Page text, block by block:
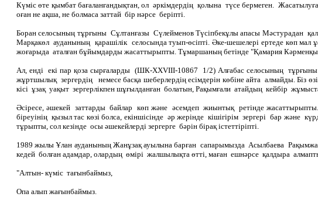
Күміс өте қымбат бағаланғандықтан, ол әркімдердің қолына түсе бермеген.
оған не ақша, не болмаса заттай бір нәрсе беріпті.
Боран селосының тұрғыны Сұлтанғазы Сүлейменов Түсіпбекұлы апасы Мәстурадан
Марқакөл ауданының қарашілік селосында туып-өсіпті. Әке-шешелері ертеде көп мал
жоғарыда аталған бұйымдарды жасаттырыпты. Тұмаршаның бетінде "Қамария
Ал, енді екі пар қоза сырғаларды (ШК-ХХVІІІ-10867 1/2) Алғабас селосының тұрғыны
жұртшылық зергердің немесе басқа шеберлердің есімдерін көбіне айта алмайды.
кісі ұзақ уақыт зергерлікпен шұғылданған болатын, Рақымғали атайдың кейбір
Әсіресе, әшекей заттарды байлар көп және әсемдеп жиынтық ретінде
біреуінің қызыл тас көзі болса, екіншісінде әр жерінде кішігірім зергері бар және
тұрыпты, сол кезінде осы әшекейлерді зергерге бәрін бірақ істеттіріпті.
1989 жылы Ұлан ауданының Жанұзақ ауылына барған сапарымызда Асылбаева
кедей болған адамдар, олардың өмірі жалшылықта өтті, маған ешнәрсе қалдыра
"Алтын- күміс тағынбаймыз,
Опа алып жағынбаймыз.